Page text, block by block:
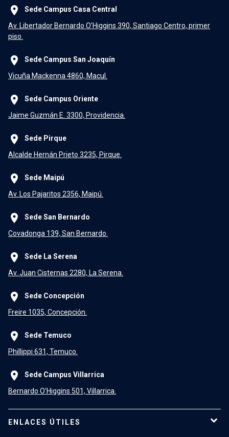
place
Sede Campus Casa Central
Av. Libertador Bernardo O'Higgins 390, Santiago Centro, primer
piso.
place
Sede Campus San Joaquín
Vicuña Mackenna 4860, Macul.
place
Sede Campus Oriente
Jaime Guzmán E. 3300, Providencia.
place
Sede Pirque
Alcalde Hernán Prieto 3235, Pirque.
place
Sede Maipú
Av. Los Pajaritos 2356, Maipú.
place
Sede San Bernardo
Covadonga 139, San Bernardo.
place
Sede La Serena
Av. Juan Cisternas 2280, La Serena.
place
Sede Concepción
Freire 1035, Concepción.
place
Sede Temuco
Phillippi 631, Temuco.
place
Sede Campus Villarrica
Bernardo O'Higgins 501, Villarrica.
ENLACES ÚTILES